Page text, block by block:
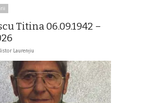
Titina 06.09.1942 –
Laurențiu